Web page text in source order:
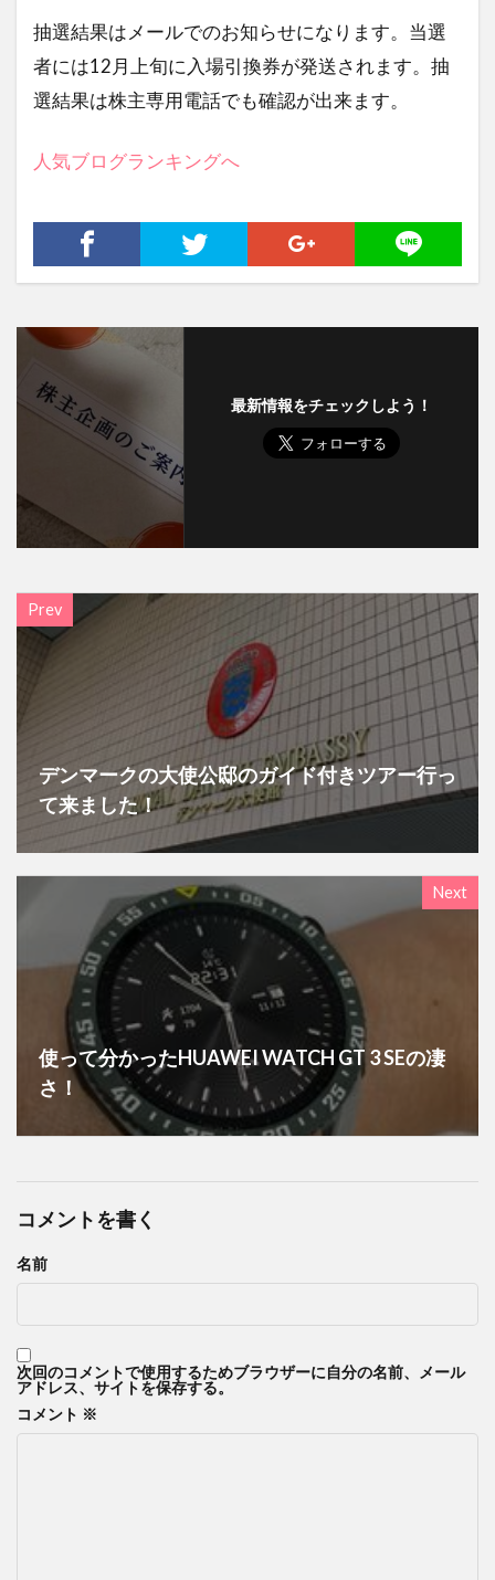
抽選結果はメールでのお知らせになります。当選
者には12月上旬に入場引換券が発送されます。抽
選結果は株主専用電話でも確認が出来ます。
人気ブログランキングへ
最新情報をチェックしよう！
Prev
デンマークの大使公邸のガイド付きツアー行っ
て来ました！
Next
使って分かったHUAWEI WATCH GT 3 SEの凄
さ！
コメントを書く
名前
次回のコメントで使用するためブラウザーに自分の名前、メール
アドレス、サイトを保存する。
コメント ※